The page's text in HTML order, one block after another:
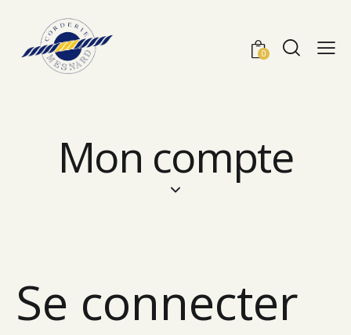
0
Mon compte
Se connecter